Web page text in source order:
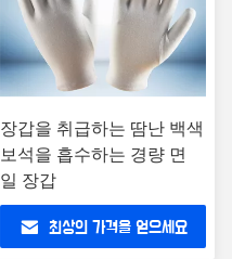
장갑을 취급하는 땀난 백색
보석을 흡수하는 경량 면
일 장갑
최상의 가격을 얻으세요